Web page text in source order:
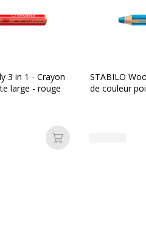
Caractéristiques
Produit compostable
Produit sans plastique
3 in 1 - Crayon
large - rouge
Ajouter au panier
STABILO
de couleur